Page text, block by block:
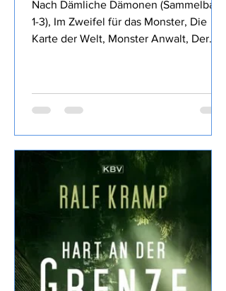
Anwälte und andere Monster
Nach Dämliche Dämonen (Sammelband
glorreichen Sechs von Royce
Buckingham ich mich für Anwälte und
andere Monster entschieden, den
Inhalt findet Ihr im o.a Link daher wie
üblich meine eigene Meinung: Fazit:
Nun, die vorigen Bände haben mir
besser gefallen, dass Dennis früh
sterben musste war ein
Wermutstropfen, war aber irgendwie ne